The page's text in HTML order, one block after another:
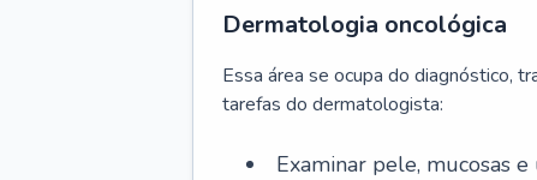
Dermatologia oncológica
Essa área se ocupa do diagnóstico,
tarefas do dermatologista:
Examinar pele, mucosas